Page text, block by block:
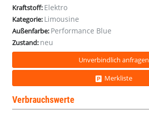
Kraftstoff: Elektro
Kategorie: Limousine
Außenfarbe: Performance Blue
Zustand: neu
Unverbindlich anfragen
Merkliste
Verbrauchswerte